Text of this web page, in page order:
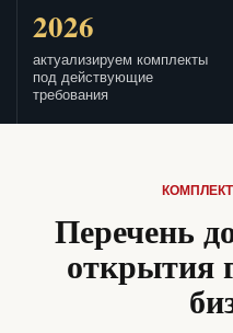
2026
актуализируем комплекты
под действующие
требования
Перечень
открытия